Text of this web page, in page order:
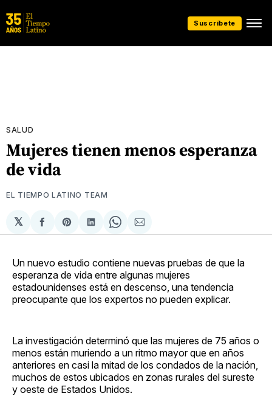
Suscríbete
SALUD
Mujeres tienen menos esperanza
de vida
EL TIEMPO LATINO TEAM
𝕏
Compartir
en
Share
on
Compartir
en
Share
on
Compartir
via
Un nuevo estudio contiene nuevas pruebas de que la
esperanza de vida entre algunas mujeres
estadounidenses está en descenso, una tendencia
preocupante que los expertos no pueden explicar.
La investigación determinó que las mujeres de 75 años o
menos están muriendo a un ritmo mayor que en años
anteriores en casi la mitad de los condados de la nación,
muchos de estos ubicados en zonas rurales del sureste
y oeste de Estados Unidos.